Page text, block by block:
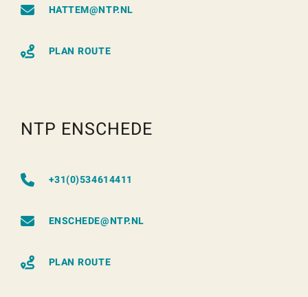
HATTEM@NTP.NL
PLAN ROUTE
NTP ENSCHEDE
+31(0)534614411
ENSCHEDE@NTP.NL
PLAN ROUTE